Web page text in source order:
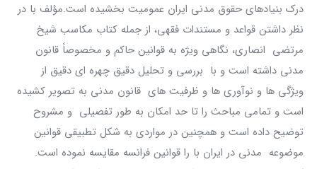
درک بنیادهای حقوق مدنی ایران عمومیت بخشیده است.مؤلف با در
نظر داشتن قواعد و مستندات فقهی، از جمله کتاب مکاسب شیخ
مرتضی انصاری، نگاهی ویژه به قوانین حاکم و مخصوصاً قانون
مدنی داشته است و با بررسی و تحلیل دقیق چهره ای دقیق از
ویژگی ها و نوآوری ها و ظرفیت های قانون مدنی به تصویر کشیده
است و تمامی مباحث را تا حد امکان به طور تفصیلی و مشروح
توضیح داده است و همچنین در مواردی به شکل تطبیقی قوانین
موضوعه مدنی در ایران با را قوانین فرانسه مقایسه نموده است.